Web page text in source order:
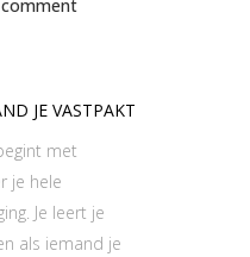
JE VASTPAKT
met
je hele
Je leert je
als iemand je